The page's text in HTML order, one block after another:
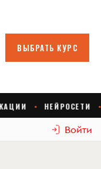
Войти